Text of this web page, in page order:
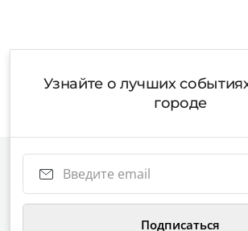
Узнайте о лучших
городе